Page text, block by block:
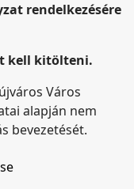
rendelkezésére
kell kitölteni.
Város
alapján nem
bevezetését.